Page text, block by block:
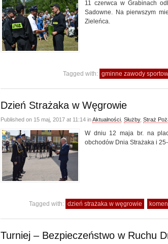
11 czerwca w Grabinach
Sadowne. Na pierwszym
Zieleńca.
Tagged with: gminne zawody
Dzień Strażaka w Węgrowie
Published on 15 maj, 2017 at 11:14 inAktualności Służby, Straż
W dniu 12 maja br. na
obchodów Dnia Strażaka i
Tagged with: dzień strażaka w węgrowie
Turniej – Bezpieczeństwo w Ruchu